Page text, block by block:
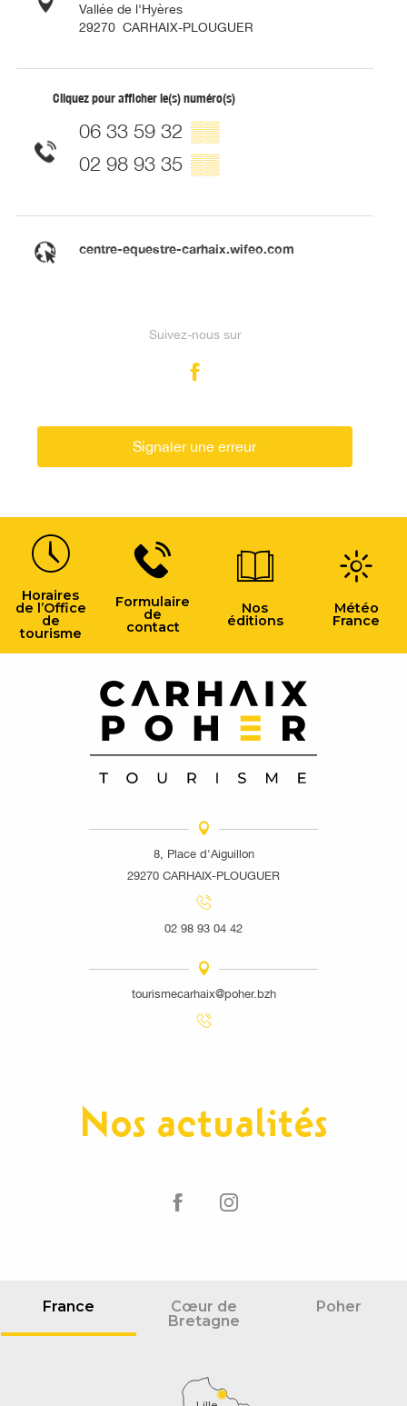
Vallée de l'Hyères
29270 CARHAIX-PLOUGUER
Cliquez pour afficher le(s) numéro(s)
06 33 59 32 ▒▒
02 98 93 35 ▒▒
centre-equestre-carhaix.wifeo.com
Suivez-nous sur
Signaler une erreur
Horaires
de l’Office
de
tourisme
Formulaire
de
contact
Nos
éditions
Météo
France
8, Place d'Aiguillon
29270 CARHAIX-PLOUGUER
02 98 93 04 42
tourismecarhaix@poher.bzh
Nos actualités
France
Cœur de
Bretagne
Poher